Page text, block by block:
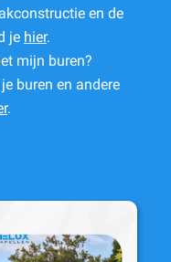
en de
je hier.
mijn buren?
buren en andere
.